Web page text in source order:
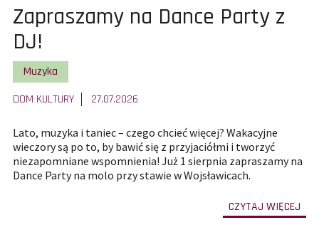
Pokaż
całą
treść
artykułu:
Zapraszamy na Dance Party z
DJ!
Pokaż wszystkie artykuły z kategorii
Muzyka
DOM KULTURY
27.07.2026
Lato, muzyka i taniec – czego chcieć więcej? Wakacyjne
wieczory są po to, by bawić się z przyjaciółmi i tworzyć
niezapomniane wspomnienia! Już 1 sierpnia zapraszamy na
Dance Party na molo przy stawie w Wojsławicach.
CZYTAJ WIĘCEJ
do